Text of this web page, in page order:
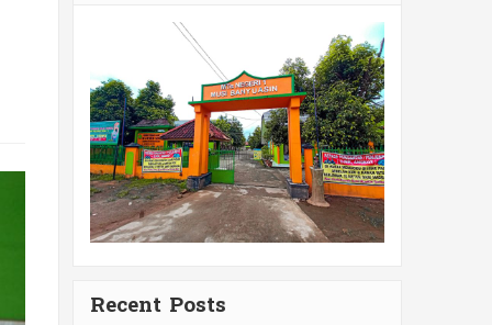
Recent Posts